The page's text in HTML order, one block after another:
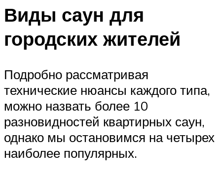
Виды саун для
городских жителей
Подробно рассматривая
технические нюансы каждого типа,
можно назвать более 10
разновидностей квартирных саун,
однако мы остановимся на четырех
наиболее популярных.